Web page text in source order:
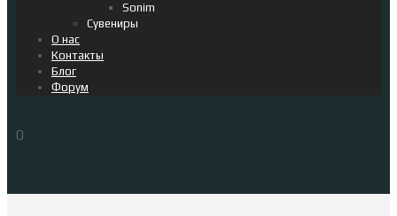
Sonim
Сувениры
О нас
Контакты
Блог
Форум
0